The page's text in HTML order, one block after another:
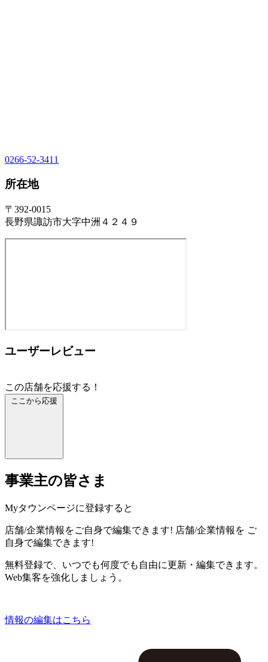
0266-52-3411
所在地
〒392-0015
長野県諏訪市大字中洲４２４９
ユーザーレビュー
この店舗を応援する！
ここから応援
事業主の皆さま
Myタウンページに登録すると
店舗/企業情報をご自身で編集できます! 店舗/企業情報を ご
自身で編集できます!
無料登録で、いつでも何度でも自由に更新・編集できます。
Web集客を強化しましょう。
情報の編集はこちら